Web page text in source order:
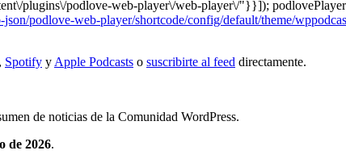
plugins\/podlove-web-player\/web-player\/"}}]);
podlove-web-player/shortcode/config/default/theme/
, Spotify y Apple Podcasts o suscribirte al feed directamente.
de noticias de la Comunidad WordPress.
de 2026.